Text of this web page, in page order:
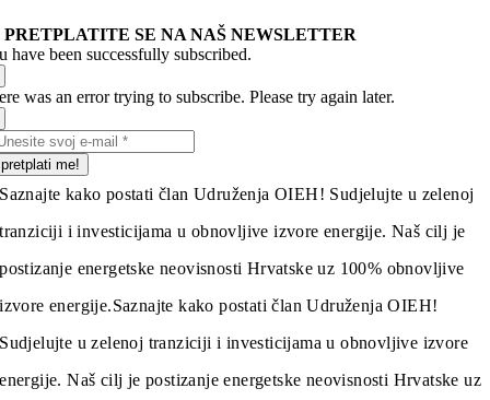
PRETPLATITE SE NA NAŠ NEWSLETTER
have been successfully subscribed.
was an error trying to subscribe. Please try again later.
pretplati me!
Saznajte kako postati član Udruženja OIEH! Sudjelujte u zelenoj
tranziciji i investicijama u obnovljive izvore energije. Naš cilj je
postizanje energetske neovisnosti Hrvatske uz 100% obnovljive
izvore energije.Saznajte kako postati član Udruženja OIEH!
Sudjelujte u zelenoj tranziciji i investicijama u obnovljive izvore
energije. Naš cilj je postizanje energetske neovisnosti Hrvatske uz